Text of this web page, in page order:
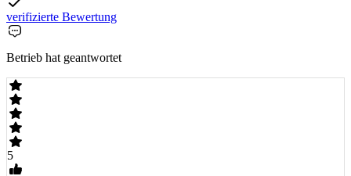
verifizierte Bewertung
Betrieb hat geantwortet
5